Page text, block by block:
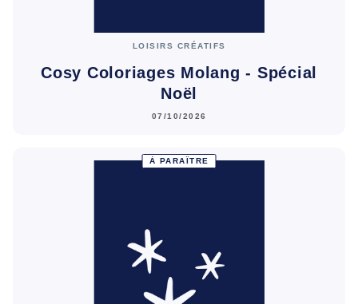
LOISIRS CRÉATIFS
Cosy Coloriages Molang - Spécial
Noël
07/10/2026
À PARAÎTRE